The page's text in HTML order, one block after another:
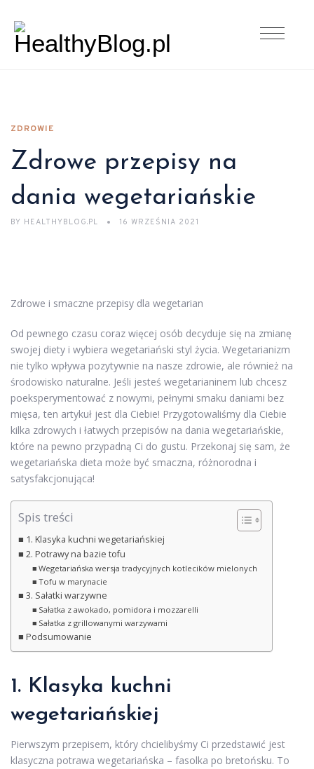
ZDROWIE
Zdrowe przepisy na
dania wegetariańskie
BY HEALTHYBLOG.PL 16 WRZEŚNIA 2021
Zdrowe i smaczne przepisy dla wegetarian
Od pewnego czasu coraz więcej osób decyduje się na zmianę
swojej diety i wybiera wegetariański styl życia. Wegetarianizm
nie tylko wpływa pozytywnie na nasze zdrowie, ale również na
środowisko naturalne. Jeśli jesteś wegetarianinem lub chcesz
poeksperymentować z nowymi, pełnymi smaku daniami bez
mięsa, ten artykuł jest dla Ciebie! Przygotowaliśmy dla Ciebie
kilka zdrowych i łatwych przepisów na dania wegetariańskie,
które na pewno przypadną Ci do gustu. Przekonaj się sam, że
wegetariańska dieta może być smaczna, różnorodna i
satysfakcjonująca!
Spis treści
1. Klasyka kuchni wegetariańskiej
2. Potrawy na bazie tofu
Wegetariańska wersja tradycyjnych kotlecików mielonych
Tofu w marynacie
3. Sałatki warzywne
Sałatka z awokado, pomidora i mozzarelli
Sałatka z grillowanymi warzywami
Podsumowanie
1. Klasyka kuchni
wegetariańskiej
Pierwszym przepisem, który chcielibyśmy Ci przedstawić jest
klasyczna potrawa wegetariańska – fasolka po bretońsku. To